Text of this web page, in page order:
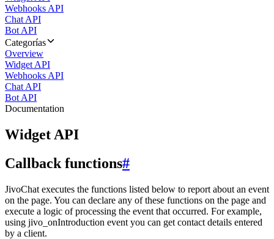
Webhooks API
Chat API
Bot API
Categorías
Overview
Widget API
Webhooks API
Chat API
Bot API
Documentation
Widget API
Callback functions#
JivoChat executes the functions listed below to report about an event
on the page. You can declare any of these functions on the page and
execute a logic of processing the event that occurred. For example,
using jivo_onIntroduction event you can get contact details entered
by a client.